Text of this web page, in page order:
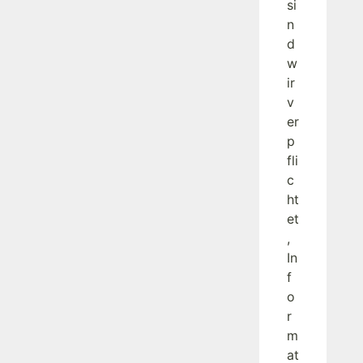
si
n
d
w
ir
v
er
p
fli
c
ht
et
,
In
f
o
r
m
at